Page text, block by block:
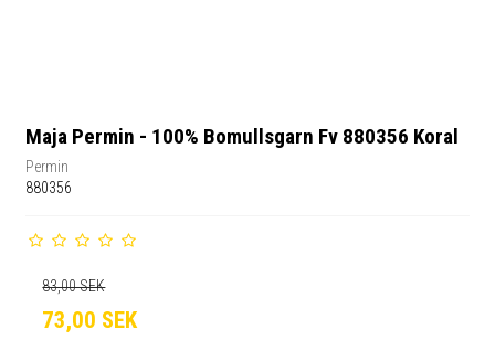
Maja Permin - 100% Bomullsgarn Fv 880356 Koral
Permin
880356
83,00 SEK
73,00 SEK